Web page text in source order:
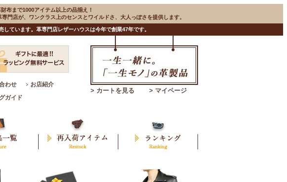
布まで1000アイテム以上の品揃え！
門店が、ワンクラス上のセンスとワイルドさ、大人っぽさを提供します。
ています。革専門店レザーハウスは今年で創業47年です。
わせ
お店紹介
ガイド
> カートを見る > マイページ